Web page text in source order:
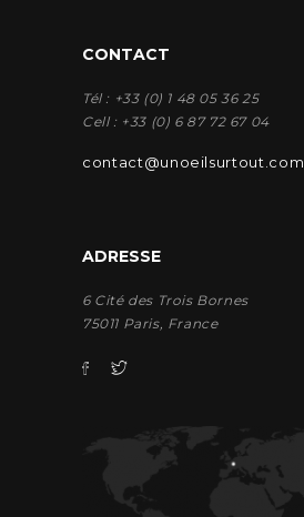
CONTACT
Tél : +33 (0) 1 48 05 36 25
Cell : +33 (0) 6 87 72 67 04
contact@unoeilsurtout.com
ADRESSE
6 Cité des Trois Bornes
75011 Paris, France